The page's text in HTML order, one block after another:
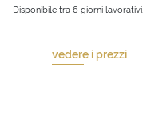
Disponibile tra 6 giorni lavorativi.
vedere i prezzi